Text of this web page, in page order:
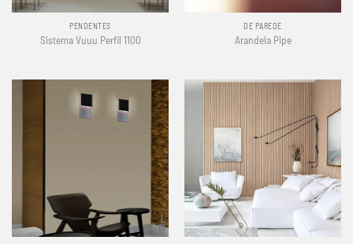
PENDENTES
Sistema Vuuu Perfil 1100
DE PAREDE
Arandela Pipe